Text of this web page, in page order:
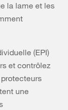
la lame et les
(EPI)
et contrôlez
une